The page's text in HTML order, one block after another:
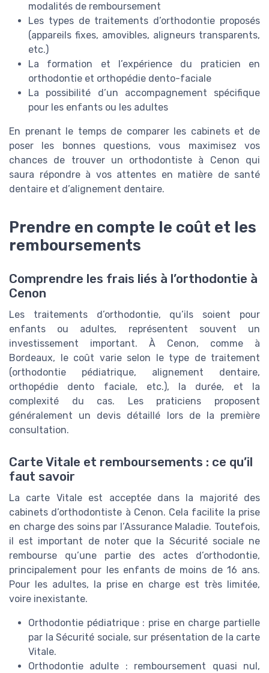
modalités de remboursement
Les types de traitements d’orthodontie proposés
(appareils fixes, amovibles, aligneurs transparents,
etc.)
La formation et l’expérience du praticien en
orthodontie et orthopédie dento-faciale
La possibilité d’un accompagnement spécifique
pour les enfants ou les adultes
En prenant le temps de comparer les cabinets et de
poser les bonnes questions, vous maximisez vos
chances de trouver un orthodontiste à Cenon qui
saura répondre à vos attentes en matière de santé
dentaire et d’alignement dentaire.
Prendre en compte le coût et les
remboursements
Comprendre les frais liés à l’orthodontie à
Cenon
Les traitements d’orthodontie, qu’ils soient pour
enfants ou adultes, représentent souvent un
investissement important. À Cenon, comme à
Bordeaux, le coût varie selon le type de traitement
(orthodontie pédiatrique, alignement dentaire,
orthopédie dento faciale, etc.), la durée, et la
complexité du cas. Les praticiens proposent
généralement un devis détaillé lors de la première
consultation.
Carte Vitale et remboursements : ce qu’il
faut savoir
La carte Vitale est acceptée dans la majorité des
cabinets d’orthodontiste à Cenon. Cela facilite la prise
en charge des soins par l’Assurance Maladie. Toutefois,
il est important de noter que la Sécurité sociale ne
rembourse qu’une partie des actes d’orthodontie,
principalement pour les enfants de moins de 16 ans.
Pour les adultes, la prise en charge est très limitée,
voire inexistante.
Orthodontie pédiatrique : prise en charge partielle
par la Sécurité sociale, sur présentation de la carte
Vitale.
Orthodontie adulte : remboursement quasi nul,